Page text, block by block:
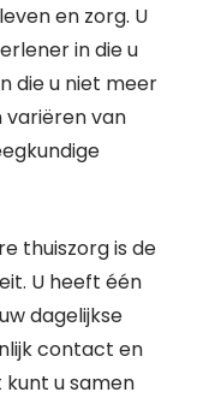
en zorg. U
in die u
die u niet meer
variëren van
thuiszorg is de
U heeft één
dagelijkse
contact en
u samen